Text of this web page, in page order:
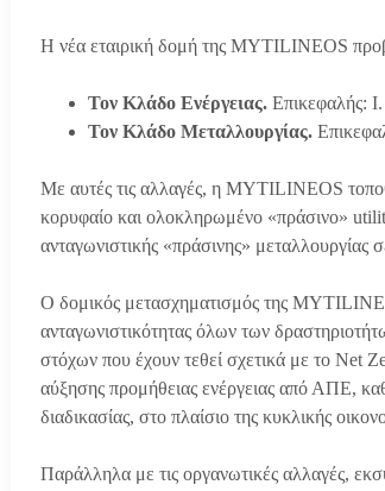
Η νέα εταιρική δομή της MYTILINEOS
Τον Κλάδο Ενέργειας.Eπικεφαλής:
Τον Κλάδο Μεταλλουργίας.
Με αυτές τις αλλαγές, η MYTILINEOS
κορυφαίο και ολοκληρωμένο «πράσινο»
ανταγωνιστικής «πράσινης» μεταλλουργίας
Ο δομικός μετασχηματισμός της
ανταγωνιστικότητας όλων των
στόχων που έχουν τεθεί σχετικά με το Net
αύξησης προμήθειας ενέργειας από ΑΠΕ,
διαδικασίας, στο πλαίσιο της κυκλικής
Παράλληλα με τις οργανωτικές αλλαγές,